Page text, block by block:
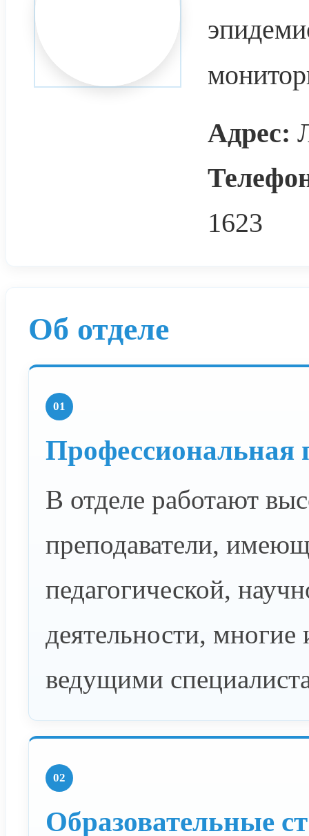
Адрес:
1623
Об отделе
01
Профессиональная
В отделе работают
преподаватели,
педагогической,
деятельности, многие
ведущими
02
Образовательные